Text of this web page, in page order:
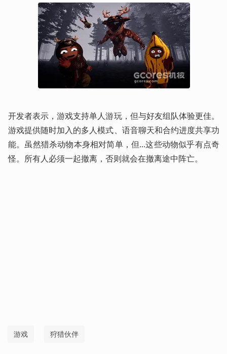
开发者表示，游戏支持单人游玩，但与好友组队体验更佳。
游戏提供随时加入的多人模式、语音聊天和合约进度共享功
能。虽然猎杀动物本身相对简单，但...这些动物似乎有点奇
怪。所有人必须一起撤离，否则就会在撤离途中阵亡。
游戏 狩猎伙伴